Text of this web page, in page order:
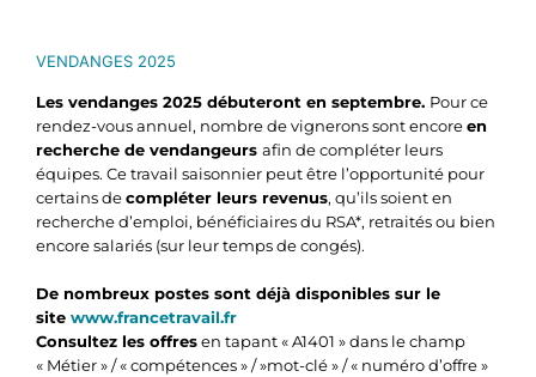
VENDANGES 2025
Les vendanges 2025 débuteront en septembre. Pour ce
rendez-vous annuel, nombre de vignerons sont encoreen
recherche de vendangeurs afin de compléter leurs
équipes. Ce travail saisonnier peut être l’opportunité pour
certains decompléter leurs revenus, qu’ils soient en
recherche d’emploi, bénéficiaires du RSA*, retraités ou bien
encore salariés (sur leur temps de congés).
De nombreux postes sont déjà disponibles sur le
site www.francetravail.fr
Consultez les offresen tapant « A1401 » dans le champ
« Métier » / « compétences » / »mot-clé » / « numéro d’offre »